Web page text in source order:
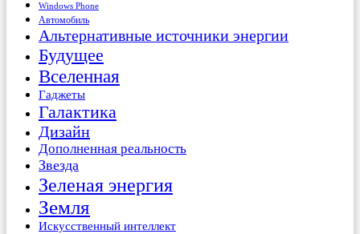
Windows Phone
Автомобиль
Альтернативные источники энергии
Будущее
Вселенная
Гаджеты
Галактика
Дизайн
Дополненная реальность
Звезда
Зеленая энергия
Земля
Искусственный интеллект